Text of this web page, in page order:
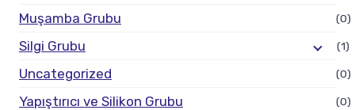
Muşamba Grubu (0)
Silgi Grubu (1)
Uncategorized (0)
Yapıştırıcı ve Silikon Grubu (0)